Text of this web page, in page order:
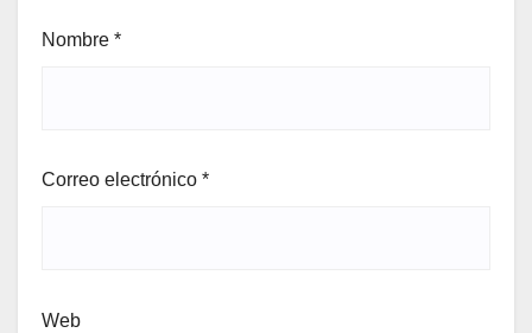
Nombre *
Correo electrónico *
Web